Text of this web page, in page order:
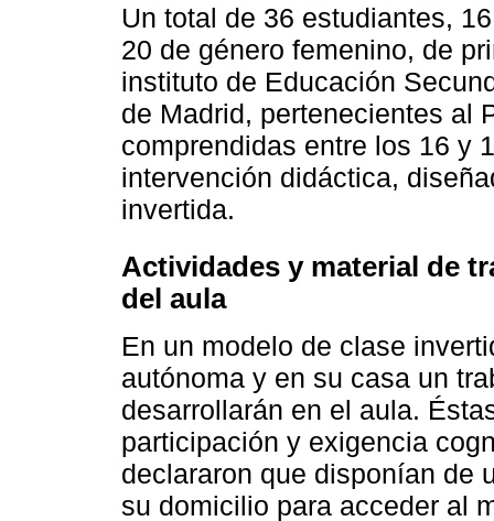
Un total de 36 estudiantes,
20 de género femenino, de
instituto de Educación
de Madrid, pertenecientes al
comprendidas entre los 16 y
intervención didáctica,
invertida.
Actividades y material de
del aula
En un modelo de clase
autónoma y en su casa un
desarrollarán en el aula.
participación y exigencia
declararon que disponían de
su domicilio para acceder al